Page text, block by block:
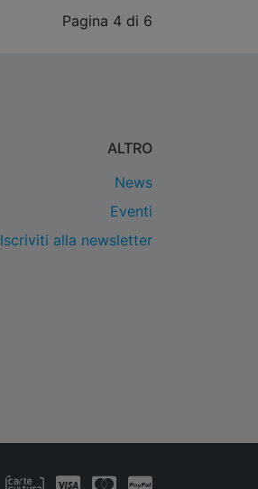
Pagina 4 di 6
ALTRO
News
Eventi
Iscriviti alla newsletter